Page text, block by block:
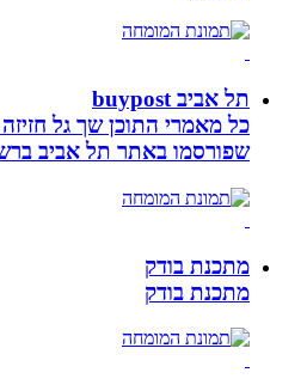
תל אביב buypost
שפורסמו באתר תל אביב ברשת mcity
מתכנת בודק
מתכנת בודק